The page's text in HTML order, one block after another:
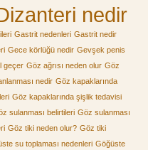
nedir
Gastrit nedenleri Gastrit nedir
Gece körlüğü nedir Gevşek penis
geçer Göz ağrısı neden olur Göz
nedir Göz kapaklarında
Göz kapaklarında şişlik tedavisi
sulanması belirtileri Göz sulanması
Göz tiki neden olur? Göz tiki
su toplaması nedenleri Göğüste